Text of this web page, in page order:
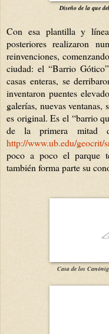
Diseño de la que
Con esa plantilla y línea
posteriores realizaron
reinvenciones,
ciudad: el “Barrio
casas enteras, se
inventaron puentes
galerías, nuevas
es original. Es el “barrio
de la primera mitad
http://www.ub.edu/geocrit/
poco a poco el parque
también forma parte su
Casa de los